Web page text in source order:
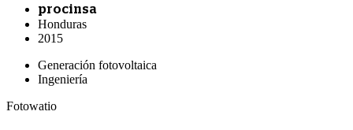
procinsa
Honduras
2015
Generación fotovoltaica
Ingeniería
Fotowatio